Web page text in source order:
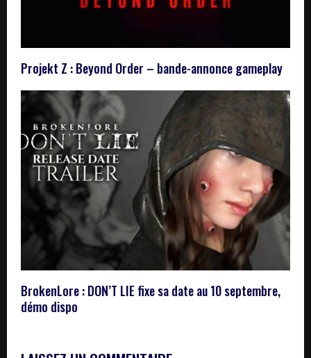
Projekt Z : Beyond Order – bande-annonce gameplay
BrokenLore : DON’T LIE fixe sa date au 10 septembre,
démo dispo